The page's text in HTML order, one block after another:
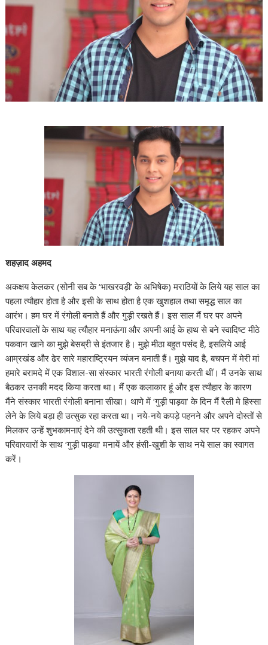
शहज़ाद अहमद
अकक्षय केलकर (सोनी सब के ‘भाखरवड़ी’ के अभिषेक) मराठियों के लिये यह साल का
पहला त्‍यौहार होता है और इसी के साथ होता है एक खुशहाल तथा समृद्ध साल का
आरंभ। हम घर में रंगोली बनाते हैं और गु‍ड़ी रखते हैं। इस साल मैं घर पर अपने
परिवारवालों के साथ यह त्‍यौहार मनाऊंगा और अपनी आई के हाथ से बने स्‍वादिष्‍ट मीठे
प‍कवान खाने का मुझे बेसब्री से इंतजार है। मुझे मीठा बहुत पसंद है, इसलिये आई
आम्रखंड और ढेर सारे महाराष्ट्रियन व्‍यंजन बनाती हैं। मुझे याद है, बचपन में मेरी मां
हमारे बरामदे में एक विशाल-सा संस्‍कार भारती रंगोली बनाया करती थीं। मैं उनके साथ
बैठकर उनकी मदद किया करता था। मैं एक कलाकार हूं और इस त्‍यौहार के कारण
मैंने संस्‍कार भारती रंगोली बनाना सीखा। थाणे में ‘गुड़ी पाड़वा’ के दिन मैं रैली मे हिस्‍सा
लेने के लिये बड़ा ही उत्‍सुक रहा करता था। नये-नये कपड़े पहनने और अपने दोस्‍तों से
मिलकर उन्‍हें शुभकामनाएं देने की उत्‍सुकता रहती थी। इस साल घर पर रहकर अपने
परिवारवारों के साथ ‘गु‍ड़ी पाड़वा’ मनायें और हंसी-खुशी के साथ नये साल का स्‍वागत
करें।